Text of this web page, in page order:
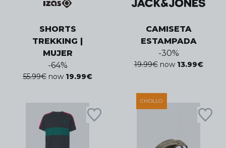
SHORTS
TREKKING |
MUJER
-64%
55.99€ now 19.99€
CAMISETA
ESTAMPADA
-30%
19.99€ now 13.99€
CHOLLO